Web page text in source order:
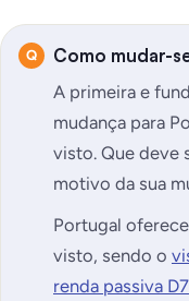
Como mudar-
A primeira e
mudança para
visto. Que deve
motivo da sua
Portugal
visto, sendo o
renda passiva D7